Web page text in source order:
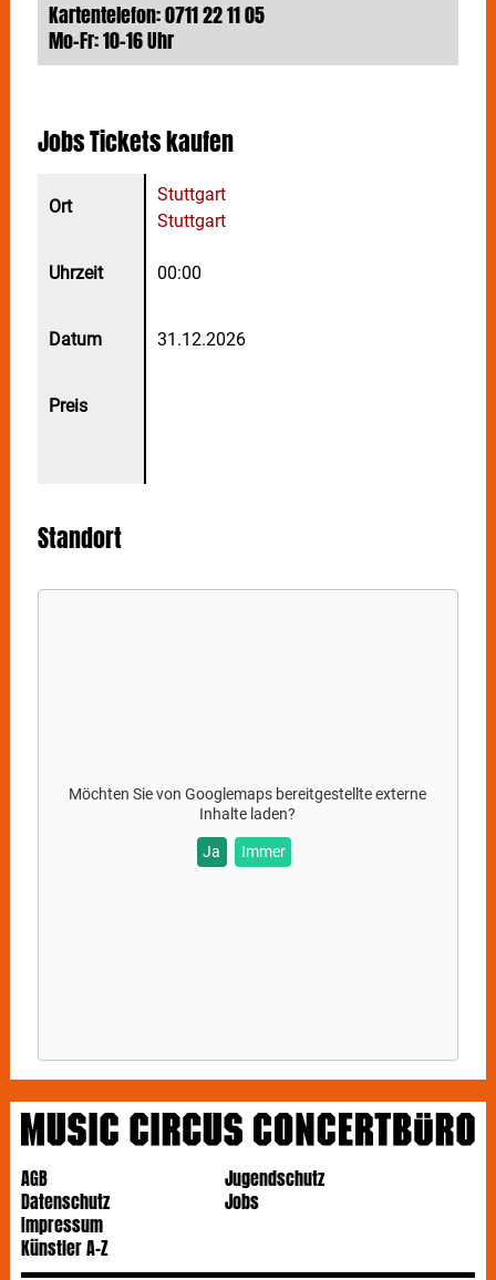
Kartentelefon: 0711 22 11 05
Mo-Fr: 10-16 Uhr
JobsTickets kaufen
Stuttgart
Stuttgart
00:00
31.12.2026
Standort
Möchten Sie vonGooglemaps bereitgestellte externe
Inhalte laden?
Ja Immer
AGB
Datenschutz
Impressum
Jugendschutz
Jobs
Künstler A-Z